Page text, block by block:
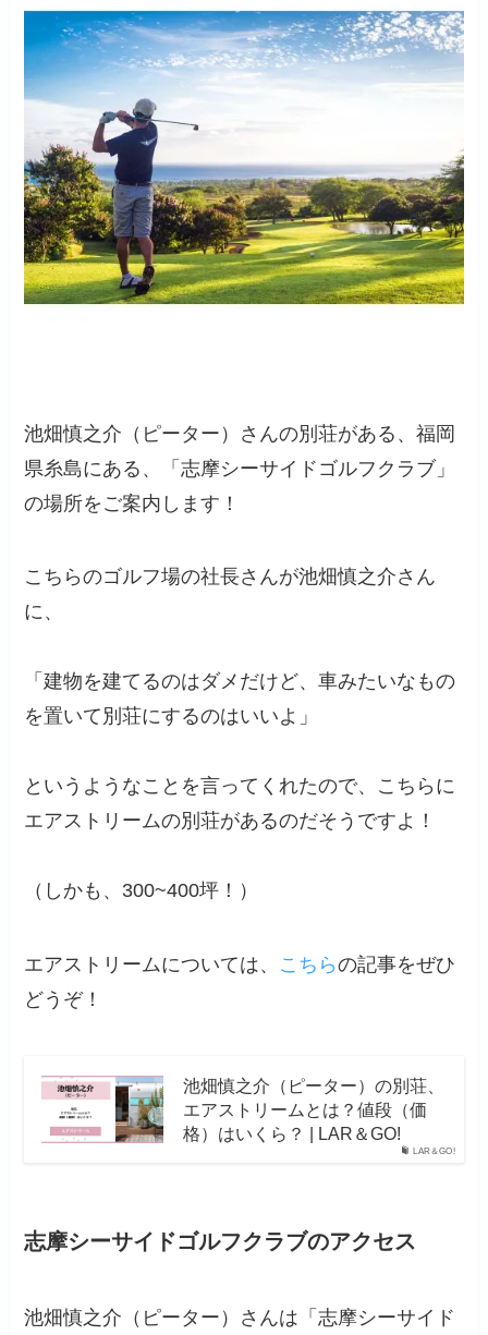
池畑慎之介（ピーター）さんの別荘がある、福岡
県糸島にある、「志摩シーサイドゴルフクラブ」
の場所をご案内します！
こちらのゴルフ場の社長さんが池畑慎之介さん
に、
「建物を建てるのはダメだけど、車みたいなもの
を置いて別荘にするのはいいよ」
というようなことを言ってくれたので、こちらに
エアストリームの別荘があるのだそうですよ！
（しかも、300~400坪！）
エアストリームについては、 こちらの記事をぜひ
どうぞ！
LAR＆GO!
池畑慎之介（ピーター）の別荘、
エアストリームとは？値段（価
格）はいくら？ | LAR＆GO!
志摩シーサイドゴルフクラブのアクセス
池畑慎之介（ピーター）さんは「志摩シーサイド